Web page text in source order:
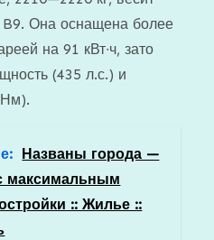
Она оснащена более
на 91 кВт∙ч, зато
(435 л.с.) и
Названы города —
максимальным
:: Жилье ::